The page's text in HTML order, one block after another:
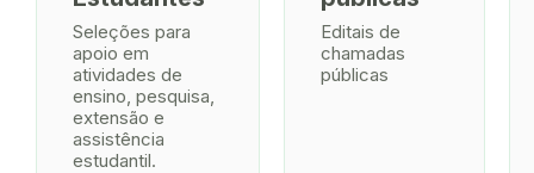
Seleções para
apoio em
atividades de
ensino, pesquisa,
extensão e
assistência
estudantil.
Editais de
chamadas
públicas